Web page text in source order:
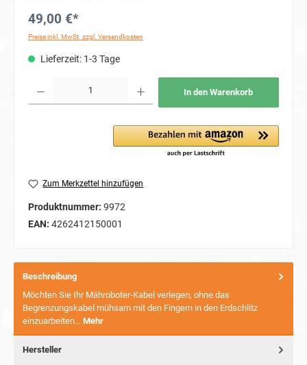
49,00 €*
Preise inkl. MwSt. zzgl. Versandkosten
Lieferzeit: 1-3 Tage
In den Warenkorb
Zum Merkzettel hinzufügen
Produktnummer: 9972
EAN: 4262412150001
Beschreibung
Möchten Sie Ihr Mähroboter-Kabel verlegen, ohne das
Begrenzungskabel mühsam mit den Fingern in den Erdschlitz
einzuarbeiten… Mehr
Hersteller